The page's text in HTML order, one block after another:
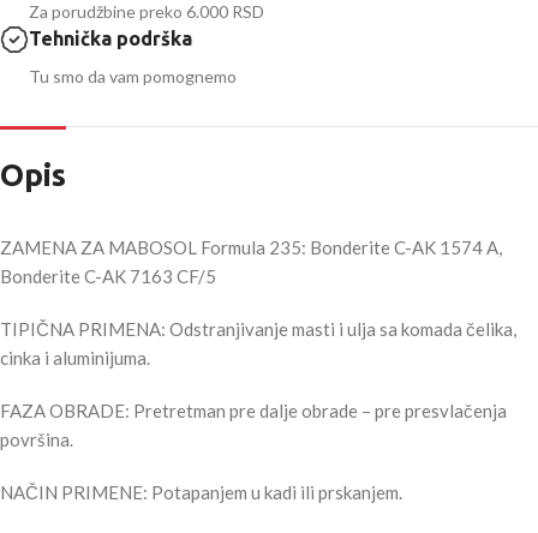
Za porudžbine preko 6.000 RSD
Tehnička podrška
Tu smo da vam pomognemo
Opis
ZAMENA ZA MABOSOL Formula 235: Bonderite C-AK 1574 A,
Bonderite C-AK 7163 CF/5
TIPIČNA PRIMENA: Odstranjivanje masti i ulja sa komada čelika,
cinka i aluminijuma.
FAZA OBRADE: Pretretman pre dalje obrade – pre presvlačenja
površina.
NAČIN PRIMENE: Potapanjem u kadi ili prskanjem.